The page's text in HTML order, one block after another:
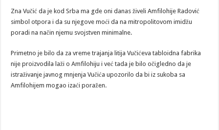
Zna Vučić da je kod Srba ma gde oni danas živeli Amfilohije Radović
simbol otpora i da su njegove moći da na mitropolitovom imidžu
poradi na način njemu svojstven minimalne.
Primetno je bilo da za vreme trajanja litija Vučićeva tabloidna fabrika
nije proizvodila laži o Amfilohiju i već tada je bilo očigledno da je
istraživanje javnog mnjenja Vučića upozorilo da bi iz sukoba sa
Amfilohijem mogao izaći poražen.